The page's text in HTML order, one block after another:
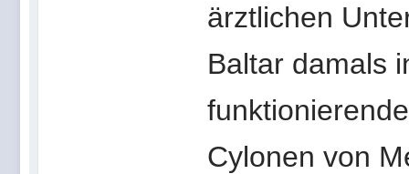
ärztlichen
Baltar damals
Cylonen von